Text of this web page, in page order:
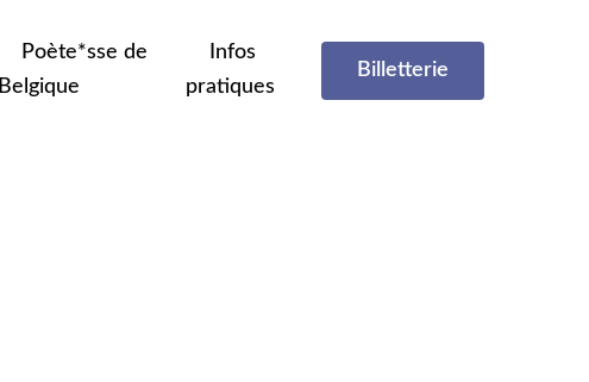
Poète*sse de
Belgique
Infos
pratiques
Billetterie